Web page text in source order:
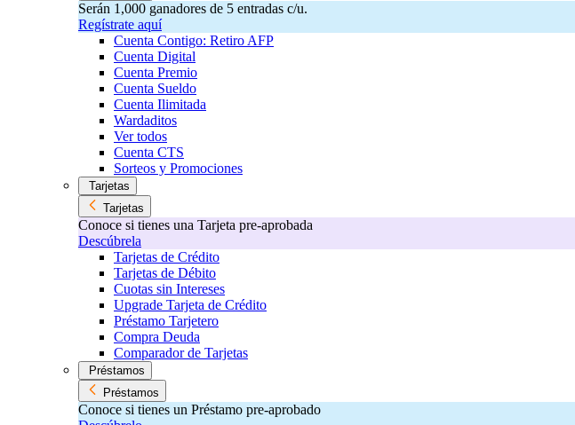
Serán 1,000 ganadores de 5 entradas c/u.
Regístrate aquí
Cuenta Contigo: Retiro AFP
Cuenta Digital
Cuenta Premio
Cuenta Sueldo
Cuenta Ilimitada
Wardaditos
Ver todos
Cuenta CTS
Sorteos y Promociones
Tarjetas
Tarjetas
Conoce si tienes una Tarjeta pre-aprobada
Descúbrela
Tarjetas de Crédito
Tarjetas de Débito
Cuotas sin Intereses
Upgrade Tarjeta de Crédito
Préstamo Tarjetero
Compra Deuda
Comparador de Tarjetas
Préstamos
Préstamos
Conoce si tienes un Préstamo pre-aprobado